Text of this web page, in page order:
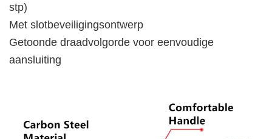
stp)
Met slotbeveiligingsontwerp
Getoonde draadvolgorde voor eenvoudige
aansluiting